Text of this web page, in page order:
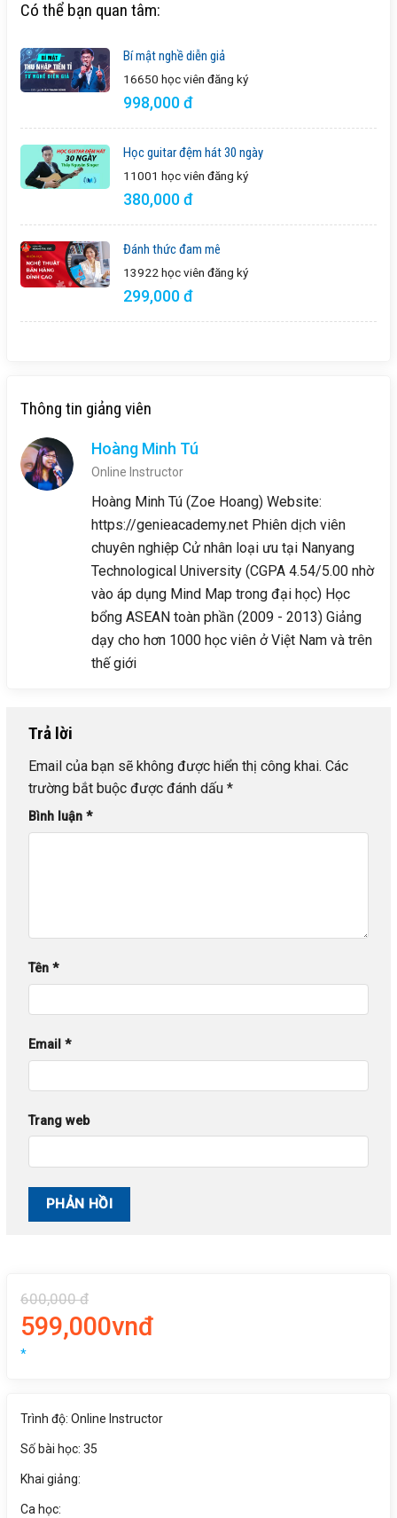
Có thể bạn quan tâm:
Bí mật nghề diễn giả
16650 học viên đăng ký
998,000 đ
Học guitar đệm hát 30 ngày
11001 học viên đăng ký
380,000 đ
Đánh thức đam mê
13922 học viên đăng ký
299,000 đ
Thông tin giảng viên
Hoàng Minh Tú
Online Instructor
Hoàng Minh Tú (Zoe Hoang) Website:
https://genieacademy.net Phiên dịch viên
chuyên nghiệp Cử nhân loại ưu tại Nanyang
Technological University (CGPA 4.54/5.00 nhờ
vào áp dụng Mind Map trong đại học) Học
bổng ASEAN toàn phần (2009 - 2013) Giảng
dạy cho hơn 1000 học viên ở Việt Nam và trên
thế giới
Trả lời
Email của bạn sẽ không được hiển thị công khai. Các
trường bắt buộc được đánh dấu *
Bình luận *
Tên *
Email *
Trang web
600,000 đ
599,000vnđ
*
Trình độ: Online Instructor
Số bài học: 35
Khai giảng:
Ca học: